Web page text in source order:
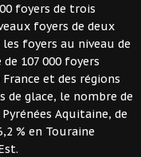
foyers de trois
foyers de deux
foyers au niveau de
107 000 foyers
et des régions
de glace, le nombre de
Aquitaine, de
% en Touraine